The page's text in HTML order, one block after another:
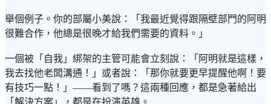
舉個例子。你的部屬小美說：「我最近覺得跟隔壁部門的阿明
很難合作，他總是很晚才給我們需要的資料。」
一個被「自我」綁架的主管可能會立刻說：「阿明就是這樣，
我去找他老闆溝通！」或者說：「那你就要更早提醒他啊！要
有技巧一點！」——看到了嗎？這兩種回應，都是急著給出